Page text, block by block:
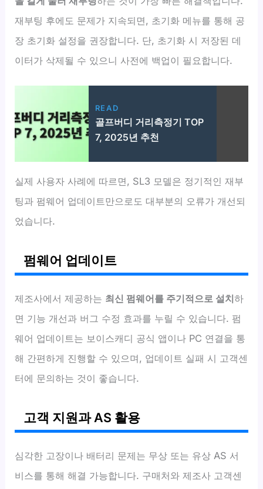
재부팅 후에도 문제가 지속되면, 초기화 메뉴를 통해 공
장 초기화 설정을 권장합니다. 단, 초기화 시 저장된 데
이터가 삭제될 수 있으니 사전에 백업이 필요합니다.
READ
골프버디 거리측정기 TOP
7, 2025년 추천
실제 사용자 사례에 따르면, SL3 모델은 정기적인 재부
팅과 펌웨어 업데이트만으로도 대부분의 오류가 개선되
었습니다.
펌웨어 업데이트
제조사에서 제공하는 최신 펌웨어를 주기적으로 설치하
면 기능 개선과 버그 수정 효과를 누릴 수 있습니다. 펌
웨어 업데이트는 보이스캐디 공식 앱이나 PC 연결을 통
해 간편하게 진행할 수 있으며, 업데이트 실패 시 고객센
터에 문의하는 것이 좋습니다.
고객 지원과 AS 활용
심각한 고장이나 배터리 문제는 무상 또는 유상 AS 서
비스를 통해 해결 가능합니다. 구매처와 제조사 고객센